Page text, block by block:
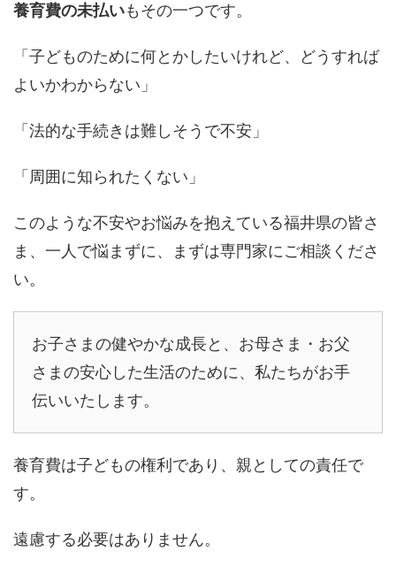
養育費の未払いもその一つです。
「子どものために何とかしたいけれど、どうすれば
よいかわからない」
「法的な手続きは難しそうで不安」
「周囲に知られたくない」
このような不安やお悩みを抱えている福井県の皆さ
ま、一人で悩まずに、まずは専門家にご相談くださ
い。
お子さまの健やかな成長と、お母さま・お父
さまの安心した生活のために、私たちがお手
伝いいたします。
養育費は子どもの権利であり、親としての責任で
す。
遠慮する必要はありません。